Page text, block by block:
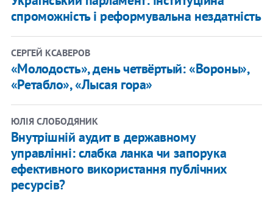
спроможність і реформувальна нездатність
СЕРГЕЙ КСАВЕРОВ
«Молодость», день четвёртый: «Вороны»,
«Ретабло», «Лысая гора»
ЮЛІЯ СЛОБОДЯНИК
Внутрішній аудит в державному
управлінні: слабка ланка чи запорука
ефективного використання публічних
ресурсів?